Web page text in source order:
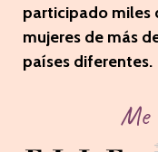
participado miles
mujeres de más
países diferentes.
Me